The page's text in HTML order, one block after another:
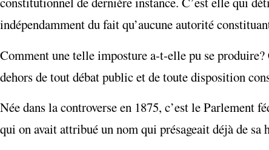
indépendamment du fait qu’aucune autorité
Comment une telle imposture a-t-elle pu se
dehors de tout débat public et de toute disposition
Née dans la controverse en 1875, c’est le Parlement
qui on avait attribué un nom qui présageait déjà de